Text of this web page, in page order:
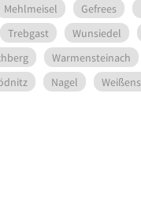
Mehlmeisel Gefrees
Trebgast
Wunsiedel
Warmensteinach
Nagel